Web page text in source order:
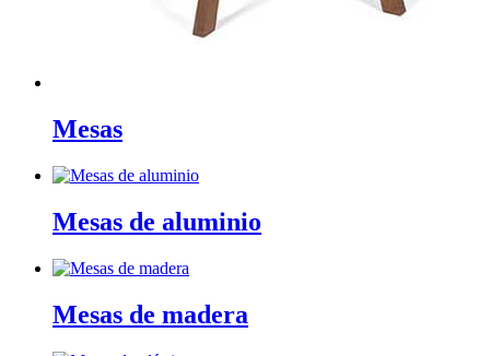
Mesas
Mesas de aluminio
Mesas de madera